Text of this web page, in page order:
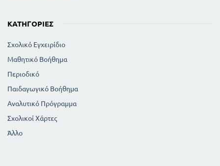
ΚΑΤΗΓΟΡΊΕΣ
Σχολικό Εγχειρίδιο
Μαθητικό Βοήθημα
Περιοδικό
Παιδαγωγικό Βοήθημα
Αναλυτικό Πρόγραμμα
Σχολικοί Χάρτες
Άλλο